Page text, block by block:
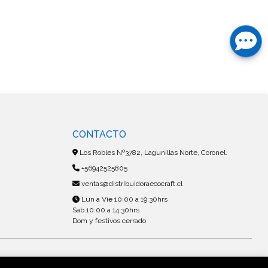
CONTACTO
Los Robles Nº3782, Lagunillas Norte, Coronel.
+56942525805
ventas@distribuidoraecocraft.cl
Lun a Vie 10:00 a 19:30hrs
Sab 10:00 a 14:30hrs
Dom y festivos cerrado